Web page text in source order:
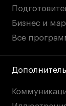
Бизнес и
Все